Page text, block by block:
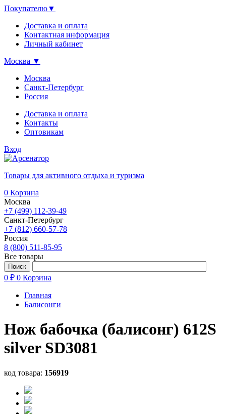
Покупателю▼
Доставка и оплата
Контактная информация
Личный кабинет
Москва ▼
Москва
Санкт-Петербург
Россия
Доставка и оплата
Контакты
Оптовикам
Вход
Товары для активного отдыха и туризма
0 Корзина
Москва
+7 (499) 112-39-49
Санкт-Петербург
+7 (812) 660-57-78
Россия
8 (800) 511-85-95
Все товары
0 ₽ 0 Корзина
Главная
Балисонги
Нож бабочка (балисонг) 612S
silver SD3081
код товара: 156919